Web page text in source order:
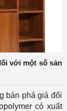
với một số sản
bán phá giá đối
có xuất